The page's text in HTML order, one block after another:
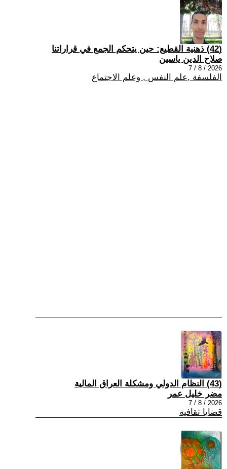
(42) ذهنية القطيع: حين يتحكم الجمع في قراراتنا
صلاح الدين ياسين
2026 / 8 / 7
الفلسفة ,علم النفس , وعلم الاجتماع
(43) النظام الدولي ومشكلة العراق المالية
مضر خليل عمر
2026 / 8 / 7
قضايا ثقافية